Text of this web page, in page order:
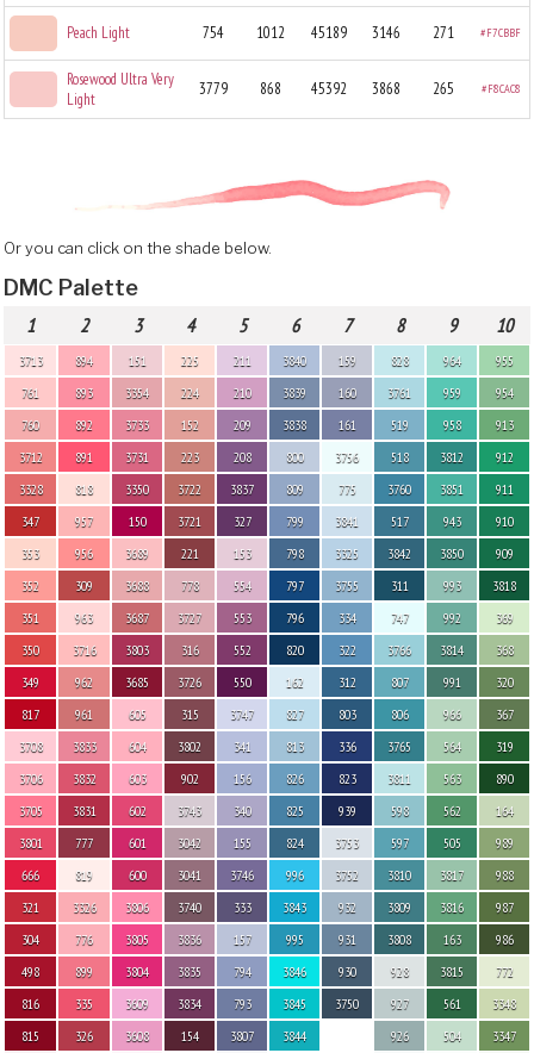
Peach Light 754 1012 45189 3146 271 #F7CBBF
Rosewood Ultra Very
Light
3779 868 45392 3868 265 #F8CAC8
Or you can click on the shade below.
DMC Palette
1 2 3 4 5 6 7 8 9 10
3713
761
760
3712
3328
347
353
352
351
350
349
817
3708
3706
3705
3801
666
321
304
498
816
815
894
893
892
891
818
957
956
309
963
3716
962
961
3833
3832
3831
777
819
3326
776
899
335
326
151
3354
3733
3731
3350
150
3689
3688
3687
3803
3685
605
604
603
602
601
600
3806
3805
3804
3609
3608
225
224
152
223
3722
3721
221
778
3727
316
3726
315
3802
902
3743
3042
3041
3740
3836
3835
3834
154
211
210
209
208
3837
327
153
554
553
552
550
3747
341
156
340
155
3746
333
157
794
793
3807
3840
3839
3838
800
809
799
798
797
796
820
162
827
813
826
825
824
996
3843
995
3846
3845
3844
159
160
161
3756
775
3841
3325
3755
334
322
312
803
336
823
939
3753
3752
932
931
930
3750
828
3761
519
518
3760
517
3842
311
747
3766
807
806
3765
3811
598
597
3810
3809
3808
928
927
926
964
959
958
3812
3851
943
3850
993
992
3814
991
966
564
563
562
505
3817
3816
163
3815
561
504
955
954
913
912
911
910
909
3818
369
368
320
367
319
890
164
989
988
987
986
772
3348
3347